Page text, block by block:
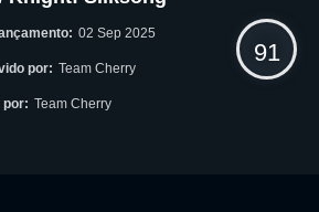
02 Sep 2025
por: Team Cherry
por: Team Cherry
91